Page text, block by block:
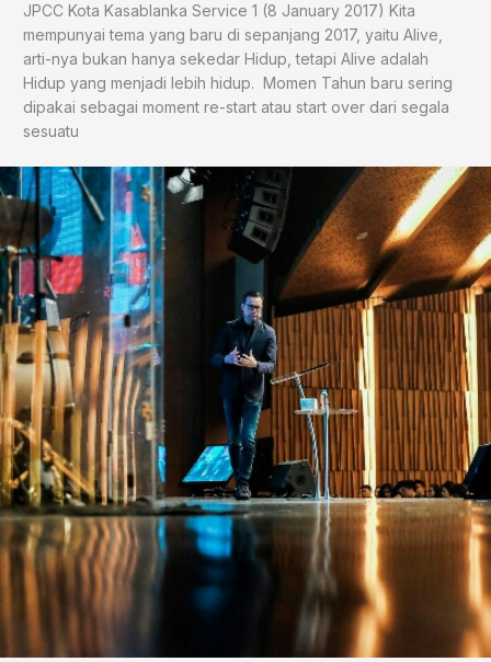
​JPCC Kota Kasablanka Service 1 (8 January 2017) Kita
mempunyai tema yang baru di sepanjang 2017, yaitu Alive,
arti-nya bukan hanya sekedar Hidup, tetapi Alive adalah
Hidup yang menjadi lebih hidup. Momen Tahun baru sering
dipakai sebagai moment re-start atau start over dari segala
sesuatu